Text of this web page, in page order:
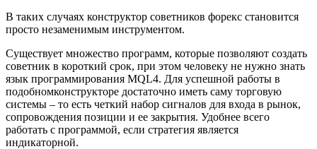
В таких случаях конструктор советников форекс становится
просто незаменимым инструментом.
Существует множество программ, которые позволяют создать
советник в короткий срок, при этом человеку не нужно знать
язык программирования MQL4. Для успешной работы в
подобномконструкторе достаточно иметь саму торговую
системы – то есть четкий набор сигналов для входа в рынок,
сопровождения позиции и ее закрытия. Удобнее всего
работать с программой, если стратегия является
индикаторной.